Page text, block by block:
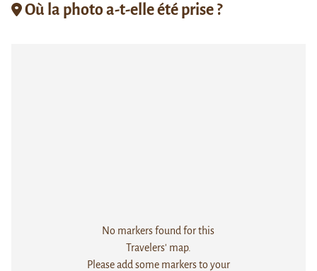
Où la photo a-t-elle été prise ?
No markers found for this
Travelers' map.
Please add some markers to your